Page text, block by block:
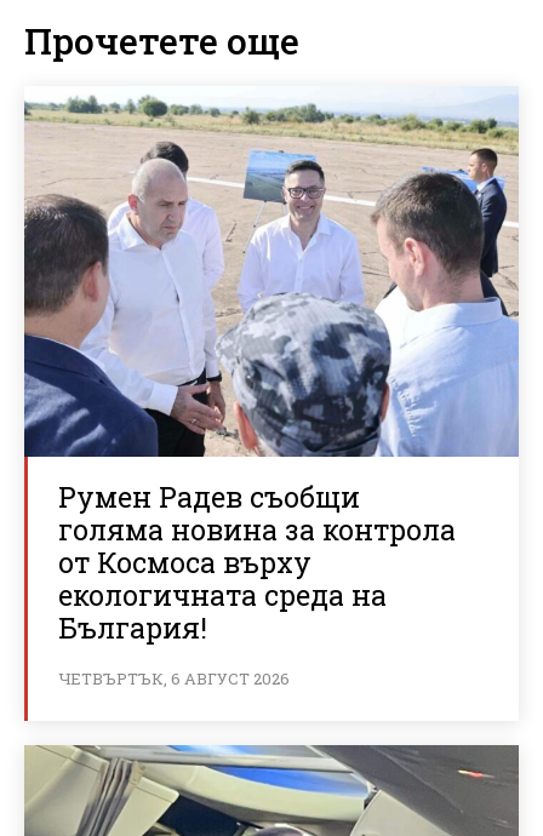
Прочетете още
Румен Радев съобщи
голяма новина за контрола
от Космоса върху
екологичната среда на
България!
ЧЕТВЪРТЪК, 6 АВГУСТ 2026